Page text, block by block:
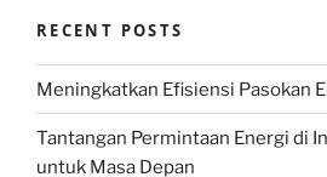
RECENT POSTS
Meningkatkan Efisiensi Pasokan
Tantangan Permintaan Energi di
untuk Masa Depan